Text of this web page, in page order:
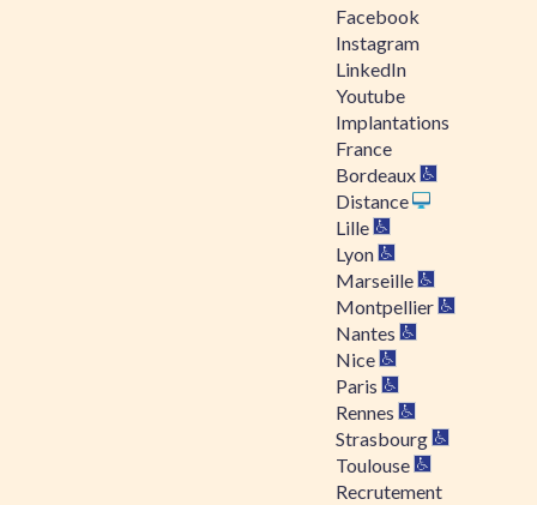
Facebook
Instagram
LinkedIn
Youtube
Implantations
France
Bordeaux
Distance
Lille
Lyon
Marseille
Montpellier
Nantes
Nice
Paris
Rennes
Strasbourg
Toulouse
Recrutement